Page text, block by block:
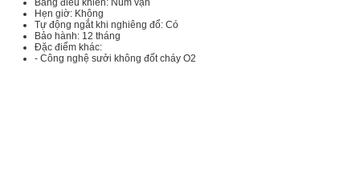
Bảng điều khiển: Núm vặn
Hẹn giờ: Không
Tự động ngắt khi nghiêng đổ: Có
Bảo hành: 12 tháng
Đặc điểm khác:
- Công nghệ sưởi không đốt cháy O2